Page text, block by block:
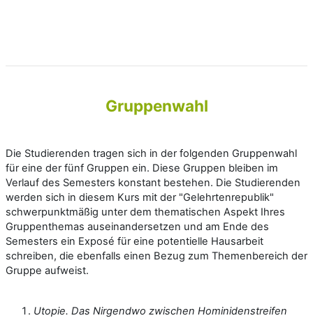
Gruppenwahl
Die Studierenden tragen sich in der folgenden Gruppenwahl
für eine der fünf Gruppen ein. Diese Gruppen bleiben im
Verlauf des Semesters konstant bestehen. Die Studierenden
werden sich in diesem Kurs mit der "Gelehrtenrepublik"
schwerpunktmäßig unter dem thematischen Aspekt Ihres
Gruppenthemas auseinandersetzen und am Ende des
Semesters ein Exposé für eine potentielle Hausarbeit
schreiben, die ebenfalls einen Bezug zum Themenbereich der
Gruppe aufweist.
Utopie. Das Nirgendwo zwischen Hominidenstreifen